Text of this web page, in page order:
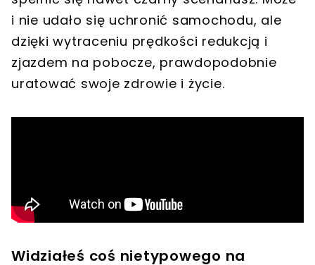
i nie udało się uchronić samochodu, ale
dzięki wytraceniu prędkości redukcją i
zjazdem na pobocze, prawdopodobnie
uratować swoje zdrowie i życie.
Widziałeś coś nietypowego na